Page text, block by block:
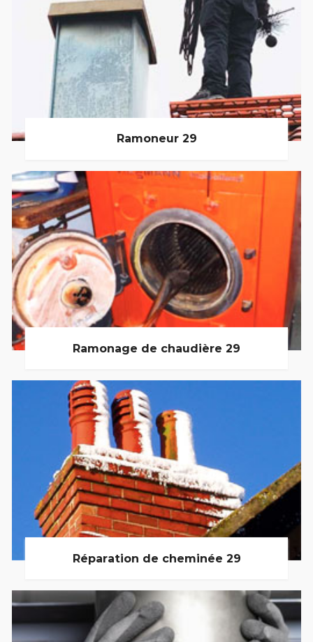
Ramoneur 29
Ramonage de chaudière 29
Réparation de cheminée 29